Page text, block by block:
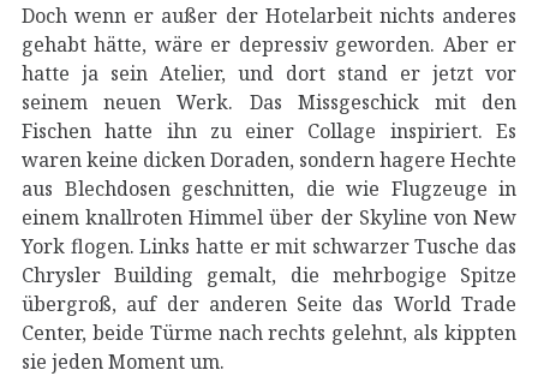
Doch wenn er außer der Hotelarbeit nichts anderes
gehabt hätte, wäre er depressiv geworden. Aber er
hatte ja sein Atelier, und dort stand er jetzt vor
seinem neuen Werk. Das Missgeschick mit den
Fischen hatte ihn zu einer Collage inspiriert. Es
waren keine dicken Doraden, sondern hagere Hechte
aus Blechdosen geschnitten, die wie Flugzeuge in
einem knallroten Himmel über der Skyline von New
York flogen. Links hatte er mit schwarzer Tusche das
Chrysler Building gemalt, die mehrbogige Spitze
übergroß, auf der anderen Seite das World Trade
Center, beide Türme nach rechts gelehnt, als kippten
sie jeden Moment um.